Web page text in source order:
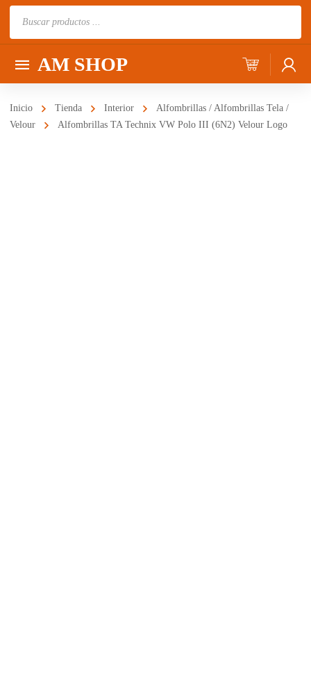
AM SHOP
Inicio Tienda Interior
Alfombrillas / Alfombrillas Tela /
Velour
Alfombrillas TA Technix VW Polo III (6N2) Velour Logo